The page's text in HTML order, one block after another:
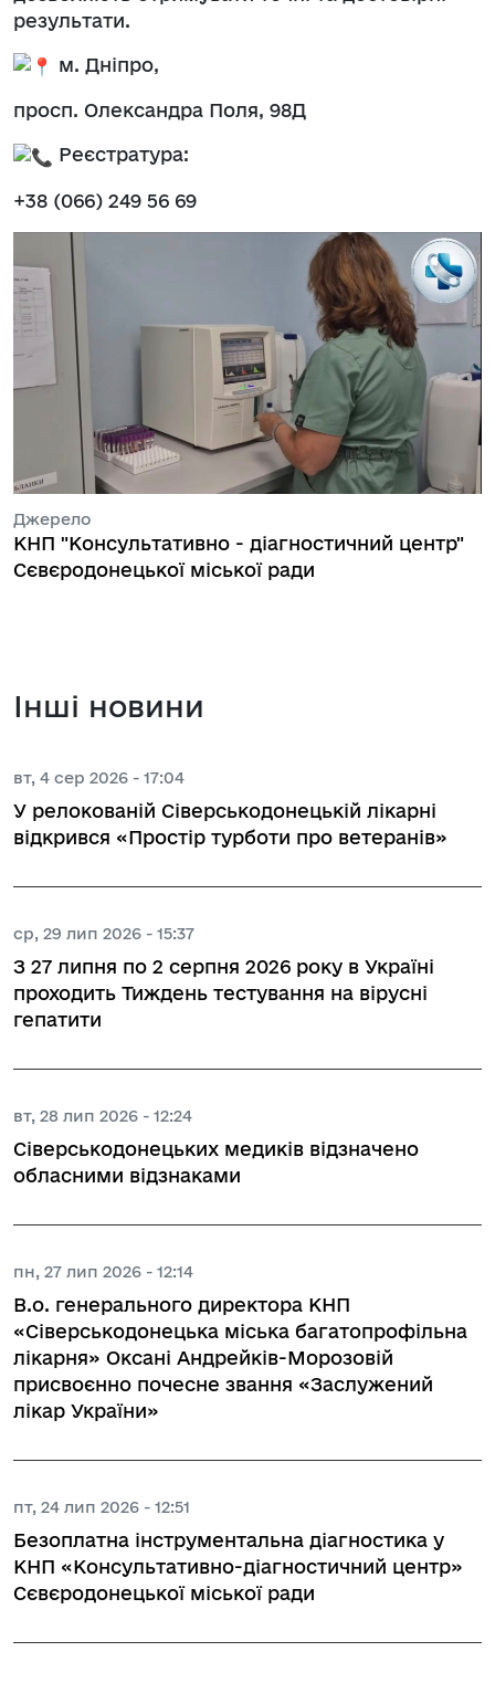
результати.
м. Дніпро,
просп. Олександра Поля, 98Д
Реєстратура:
+38 (066) 249 56 69
Джерело
КНП "Консультативно - діагностичний центр"
Сєвєродонецької міської ради
Інші новини
вт, 4 сер 2026 - 17:04
У релокованій Сіверськодонецькій лікарні
відкрився «Простір турботи про ветеранів»
ср, 29 лип 2026 - 15:37
З 27 липня по 2 серпня 2026 року в Україні
проходить Тиждень тестування на вірусні
гепатити
вт, 28 лип 2026 - 12:24
Сіверськодонецьких медиків відзначено
обласними відзнаками
пн, 27 лип 2026 - 12:14
В.о. генерального директора КНП
«Сіверськодонецька міська багатопрофільна
лікарня» Оксані Андрейків-Морозовій
присвоєнно почесне звання «Заслужений
лікар України»
пт, 24 лип 2026 - 12:51
Безоплатна інструментальна діагностика у
КНП «Консультативно-діагностичний центр»
Сєвєродонецької міської ради